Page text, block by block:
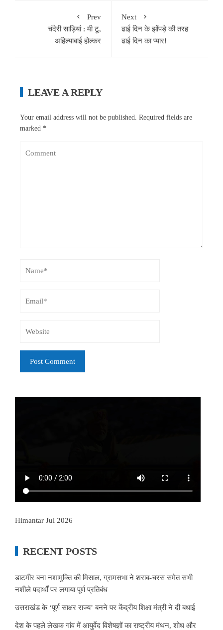
Prev
चंदेरी साड़ियां : मी टू,
अहिल्याबाई होल्कर
Next
ढाई दिन के झोंपड़े की तरह
ढाई दिन का प्यार!
LEAVE A REPLY
Your email address will not be published.
Required fields are
marked *
Himantar Jul 2026
RECENT POSTS
डाटमीर बना नशामुक्ति की मिसाल, ग्रामसभा ने शराब-चरस समेत सभी
नशीले पदार्थों पर लगाया पूर्ण प्रतिबंध
उत्तराखंड के ‘पूर्ण साक्षर राज्य’ बनने पर केंद्रीय शिक्षा मंत्री ने दी बधाई
देश के पहले लेखक गांव में आयुर्वेद विशेषज्ञों का राष्ट्रीय मंथन, शोध और